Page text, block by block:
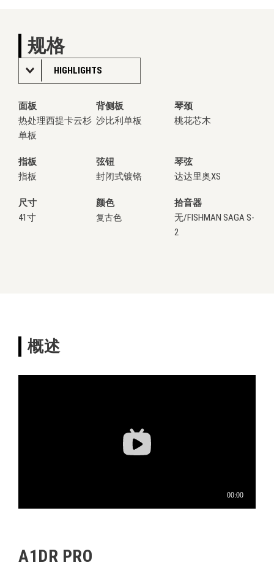
规格
HIGHLIGHTS
面板 背侧板
琴颈
热处理西提卡云杉
单板
沙比利单板 桃花芯木
指板 弦钮
琴弦
指板
封闭式镀铬 达达里奥XS
尺寸 颜色
拾音器
41寸
复古色
无/FISHMAN SAGA S-
2
概述
A1DR PRO